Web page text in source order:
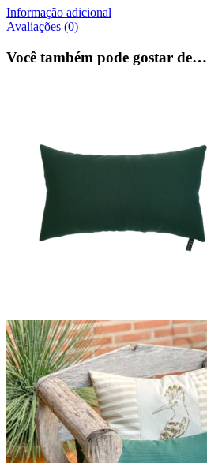
Informação adicional
Avaliações (0)
Você também pode gostar de…